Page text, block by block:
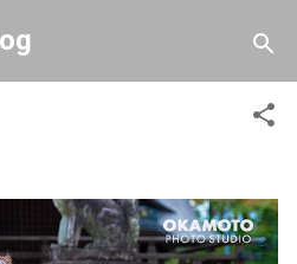
ン コンテンツに移動